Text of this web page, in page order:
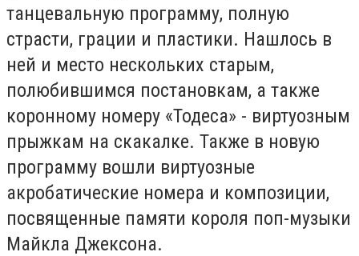
танцевальную программу, полную
страсти, грации и пластики. Нашлось в
ней и место нескольких старым,
полюбившимся постановкам, а также
коронному номеру «Тодеса» - виртуозным
прыжкам на скакалке. Также в новую
программу вошли виртуозные
акробатические номера и композиции,
посвященные памяти короля поп-музыки
Майкла Джексона.